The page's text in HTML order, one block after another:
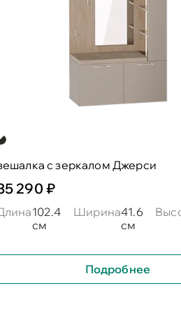
с зеркалом Джерси
290 ₽
102.4
см
Ширина41.6
см
Подробнее